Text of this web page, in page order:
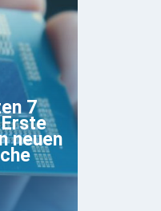
7
neuen